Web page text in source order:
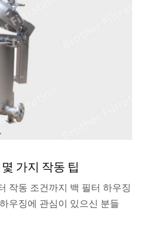
가지 작동 팁
작동 조건까지 백 필터 하우징
우징에 관심이 있으신 분들